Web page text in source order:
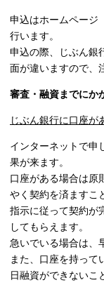
申込はホームページ
行います。
申込の際、じぶん銀
面が違いますので、
審査・融資までにか
じぶん銀行に口座が
インターネットで申
果が来ます。
口座がある場合は原
やく契約を済ますこ
指示に従って契約が
してもらえます。
急いでいる場合は、
また、口座を持って
日融資ができないこ